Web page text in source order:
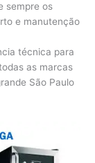
sempre os
e manutenção
técnica para
as marcas
São Paulo